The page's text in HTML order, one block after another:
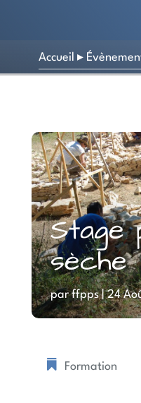
Accueil ▸
Stage
sèche
parffpps|24
Formation